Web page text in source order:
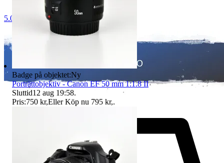
5.0
Badge på objektet:Ny
Porträttobjektiv - Canon EF 50 mm 1:1.8 II
Sluttid12 aug 19:58.
Pris:750 kr,Eller Köp nu 795 kr,.